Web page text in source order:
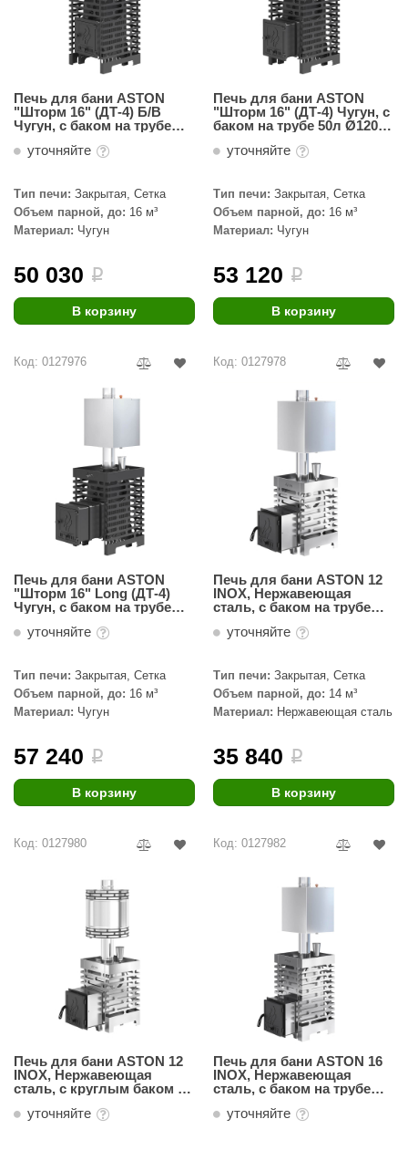
Design
2000
icon
Печь для бани ASTON
"Шторм 16" (ДТ-4) Б/В
Чугун, с баком на трубе
уточняйте
Тип печи: Закрытая, Сетка
Объем парной, до: 16 м³
Материал: Чугун
50 030 i
В корзину
Печь для бани ASTON
"Шторм 16" (ДТ-4) Чугун, с
баком на трубе 50л Ø120
уточняйте
Тип печи: Закрытая, Сетка
Объем парной, до: 16 м³
Материал: Чугун
53 120 i
В корзину
Код: 0127976
Печь для бани ASTON
"Шторм 16" Long (ДТ-4)
Чугун, с баком на трубе
уточняйте
Тип печи: Закрытая, Сетка
Объем парной, до: 16 м³
Материал: Чугун
57 240 i
В корзину
Код: 0127978
Печь для бани ASTON 12
INOX, Нержавеющая
сталь, с баком на трубе
уточняйте
Тип печи: Закрытая, Сетка
Объем парной, до: 14 м³
Материал: Нержавеющая сталь
35 840 i
В корзину
Код: 0127980
Печь для бани ASTON 12
INOX, Нержавеющая
сталь, с круглым баком на
уточняйте
Код: 0127982
Печь для бани ASTON 16
INOX, Нержавеющая
сталь, с баком на трубе
уточняйте